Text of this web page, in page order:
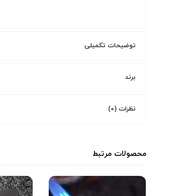
توضیحات تکمیلی
برند
نظرات (0)
محصولات مرتبط